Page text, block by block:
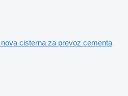
nova cisterna za prevoz cementa